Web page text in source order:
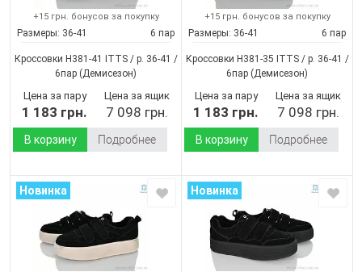
+15 грн. бонусов за покупку
Размеры: 36-41 6 пар
Кроссовки H381-41 ITTS / p. 36-41 /
6пар (Демисезон)
Цена за пару
1 183 грн.
Цена за ящик
7 098 грн.
В корзину Подробнее
+15 грн. бонусов за покупку
Размеры: 36-41 6 пар
Кроссовки H381-35 ITTS / p. 36-41 /
6пар (Демисезон)
Цена за пару
1 183 грн.
Цена за ящик
7 098 грн.
В корзину Подробнее
Новинка Новинка